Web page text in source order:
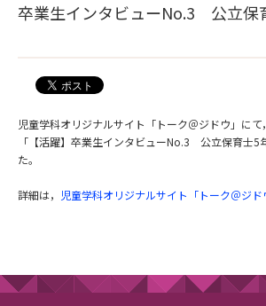
卒業生インタビューNo.3 公立保
児童学科オリジナルサイト「トーク＠ジドウ」にて，
「【活躍】卒業生インタビューNo.3 公立保育士5
た。
詳細は， 児童学科オリジナルサイト「トーク＠ジド